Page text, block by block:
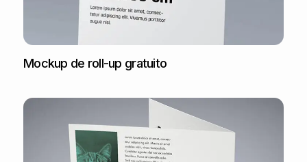
Mockup de roll-up gratuito